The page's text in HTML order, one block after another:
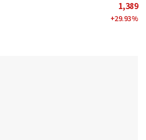
1,389
+29.93%